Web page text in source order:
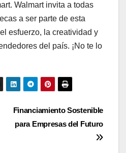
Walmart invita a todas
a ser parte de esta
esfuerzo, la creatividad y
del país. ¡No te lo
Financiamiento Sostenible
para Empresas del Futuro